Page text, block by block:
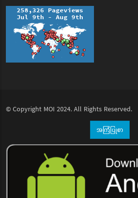
© Copyright MOI 2024. All Rights Reserved.
အကြံပြုစာ